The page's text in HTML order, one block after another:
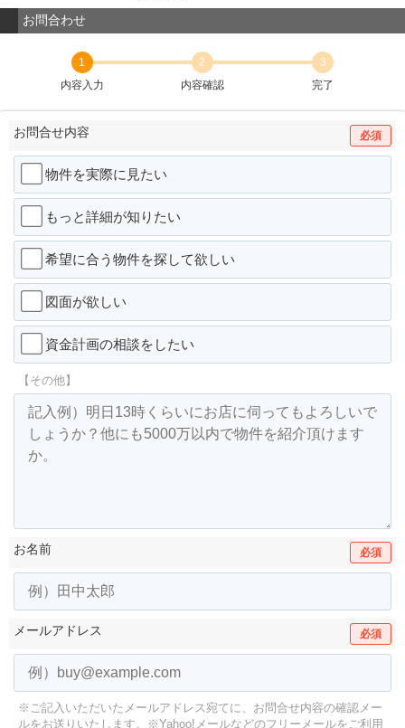
お問合わせ
1
内容入力
2
内容確認
3
完了
お問合せ内容 必須
物件を実際に見たい
もっと詳細が知りたい
希望に合う物件を探して欲しい
図面が欲しい
資金計画の相談をしたい
【その他】
お名前 必須
メールアドレス 必須
※ご記入いただいたメールアドレス宛てに、お問合せ内容の確認メー
ルをお送りいたします。
※Yahoo!メールなどのフリーメールをご利用